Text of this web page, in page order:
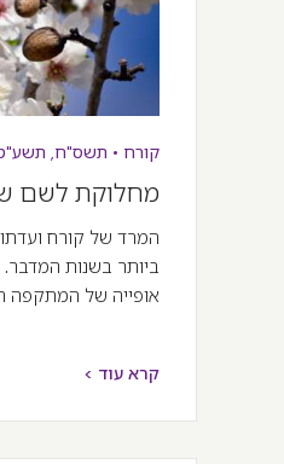
קורח • תשס"ח,
מחלוקת לשם
המרד של קורח
ביותר בשנות המדבר.
אופייה של המתקפה
קרא עוד >